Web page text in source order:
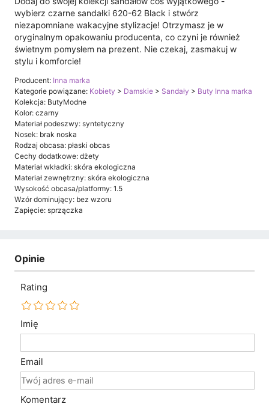
wybierz czarne sandałki 620-62 Black i stwórz
niezapomniane wakacyjne stylizacje! Otrzymasz je w
oryginalnym opakowaniu producenta, co czyni je również
świetnym pomysłem na prezent. Nie czekaj, zasmakuj w
stylu i komforcie!
Producent: Inna marka
Kategorie powiązane: Kobiety > Damskie > Sandały > Buty Inna marka
Kolekcja: ButyModne
Kolor: czarny
Materiał podeszwy: syntetyczny
Nosek: brak noska
Rodzaj obcasa: płaski obcas
Cechy dodatkowe: dżety
Materiał wkładki: skóra ekologiczna
Materiał zewnętrzny: skóra ekologiczna
Wysokość obcasa/platformy: 1.5
Wzór dominujący: bez wzoru
Zapięcie: sprzączka
Opinie
Rating
Imię
Email
Komentarz